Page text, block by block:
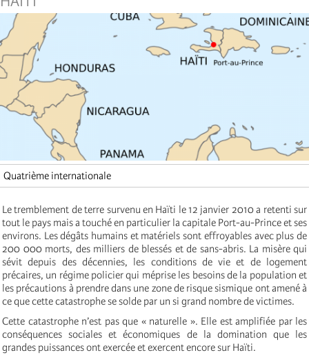
Quatrième internationale
Le tremblement de terre survenu en Haïti le 12 janvier 2010 a retenti sur
tout le pays mais a touché en particulier la capitale Port-au-Prince et ses
environs. Les dégâts humains et matériels sont effroyables avec plus de
200 000 morts, des milliers de blessés et de sans-abris. La misère qui
sévit depuis des décennies, les conditions de vie et de logement
précaires, un régime policier qui méprise les besoins de la population et
les précautions à prendre dans une zone de risque sismique ont amené à
ce que cette catastrophe se solde par un si grand nombre de victimes.
Cette catastrophe n’est pas que « naturelle ». Elle est amplifiée par les
conséquences sociales et économiques de la domination que les
grandes puissances ont exercée et exercent encore sur Haïti.